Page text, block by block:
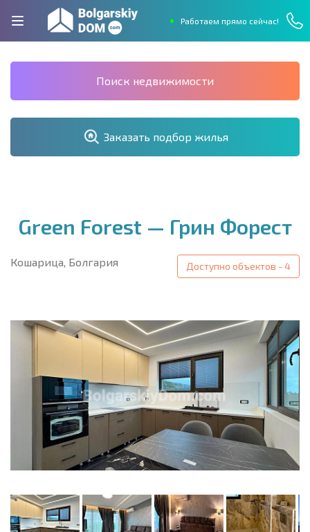
Работаем прямо сейчас!
Поиск недвижимости
Заказать подбор жилья
Green Forest — Грин Форест
Доступно объектов - 4
Кошарица, Болгария